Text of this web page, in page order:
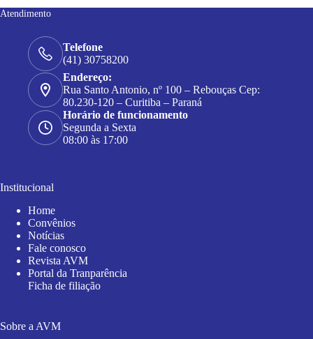
Atendimento
Telefone
(41) 30758200
Endereço:
Rua Santo Antonio, nº 100 – Rebouças Cep:
80.230-120 – Curitiba – Paraná
Horário de funcionamento
Segunda a Sexta
08:00 às 17:00
Institucional
Home
Convênios
Notícias
Fale conosco
Revista AVM
Portal da Tranparência
Ficha de filiação
Sobre a AVM